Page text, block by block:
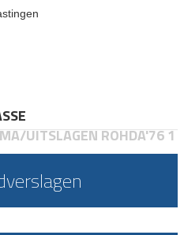
UITSLAGEN ROHDA'76 1